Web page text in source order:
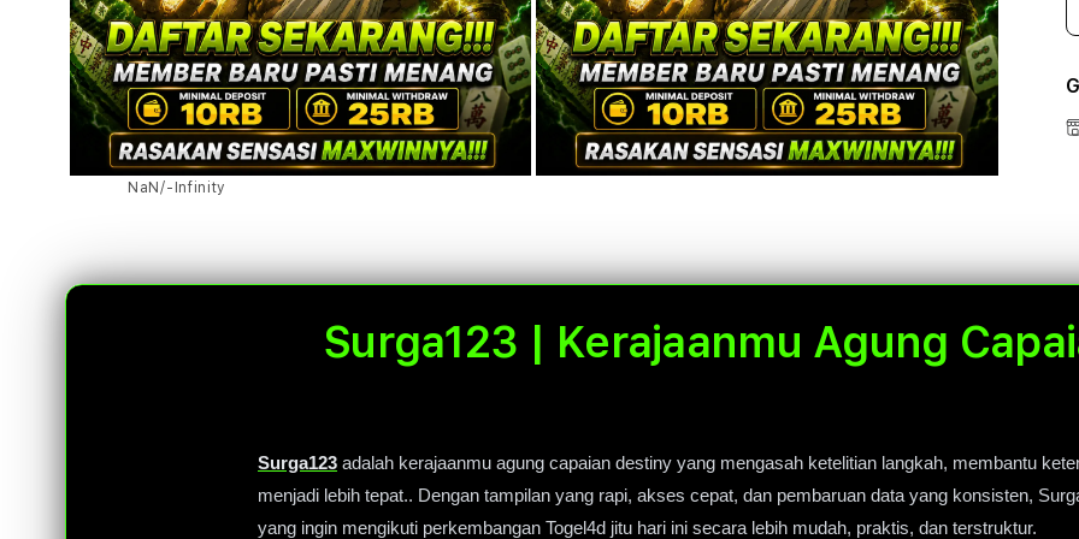
NaN/ of
-Infinity
Surga123 | Kerajaanmu Agung
Surga123 adalah kerajaanmu agung capaian destiny yang mengasah ketelitian langkah, membantu
menjadi lebih tepat.. Dengan tampilan yang rapi, akses cepat, dan pembaruan data yang konsisten,
yang ingin mengikuti perkembangan Togel4d jitu hari ini secara lebih mudah, praktis, dan terstruktur.